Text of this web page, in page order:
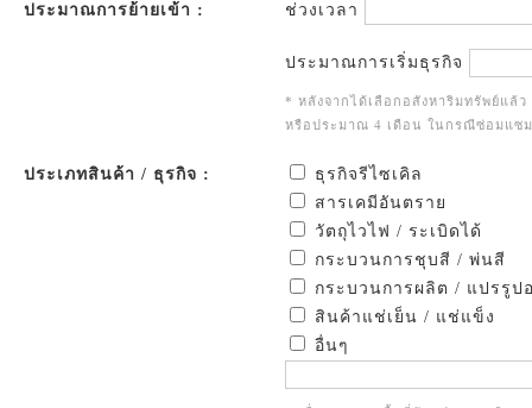
ประมาณการย้ายเข้า : ช่วงเวลา
ประมาณการเริ่มธุรกิจ
* หลังจากได้เลือกอสังหาริมทรัพย์แล้ว
หรือประมาณ 4 เดือน ในกรณีซ่อมแซ
ประเภทสินค้า / ธุรกิจ :
ธุรกิจรีไซเคิล
สารเคมีอันตราย
วัตถุไวไฟ / ระเบิดได้
กระบวนการชุบสี / พ่นสี
กระบวนการผลิต / แปรรูป
สินค้าแช่เย็น / แช่แข็ง
อื่นๆ